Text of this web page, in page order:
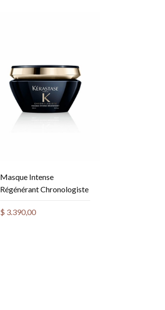
Masque Intense
Régénérant Chronologiste
$ 3.390,00